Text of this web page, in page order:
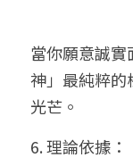
當你願意誠
神」最純粹的
光芒。
6. 理論依據：